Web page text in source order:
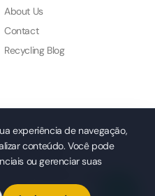
About Us
Contact
Recycling Blog
Máquinas e Serviços Ltda.
of NKL.
Jóia, Indaiatuba (SP) Brasil
·
experiência de navegação,
conteúdo. Você pode
ou gerenciar suas